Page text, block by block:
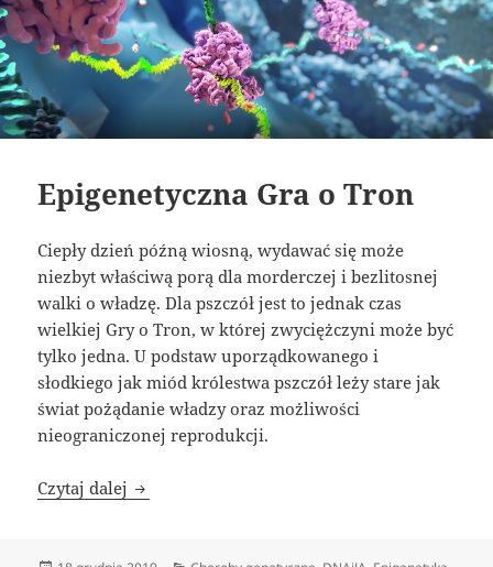
Epigenetyczna Gra o Tron
Ciepły dzień późną wiosną, wydawać się może
niezbyt właściwą porą dla morderczej i bezlitosnej
walki o władzę. Dla pszczół jest to jednak czas
wielkiej Gry o Tron, w której zwyciężczyni może być
tylko jedna. U podstaw uporządkowanego i
słodkiego jak miód królestwa pszczół leży stare jak
świat pożądanie władzy oraz możliwości
nieograniczonej reprodukcji.
Czytaj dalej Epigenetyczna Gra o Tron